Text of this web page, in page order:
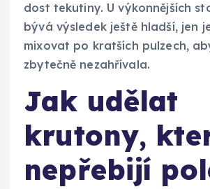
dost tekutiny. U výkonnějších
bývá výsledek ještě hladší, jen
mixovat po kratších pulzech,
zbytečně nezahřívala.
Jak udělat
krutony,
nepřebijí